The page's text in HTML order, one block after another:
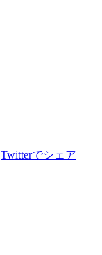
Twitterでシェア